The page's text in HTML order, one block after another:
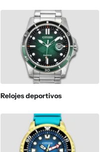
Relojes deportivos